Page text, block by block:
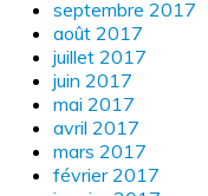
septembre 2017
août 2017
juillet 2017
juin 2017
mai 2017
avril 2017
mars 2017
février 2017